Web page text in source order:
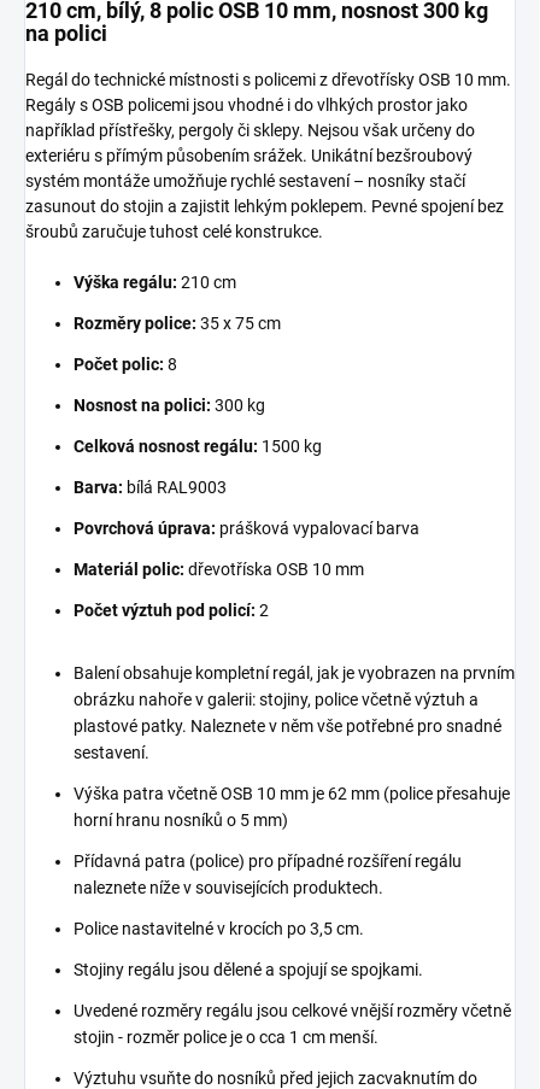
210 cm, bílý, 8 polic OSB 10 mm, nosnost 300 kg
na polici
Regál do technické místnosti s policemi z dřevotřísky OSB 10 mm.
Regály s OSB policemi jsou vhodné i do vlhkých prostor jako
například přístřešky, pergoly či sklepy. Nejsou však určeny do
exteriéru s přímým působením srážek. Unikátní bezšroubový
systém montáže umožňuje rychlé sestavení – nosníky stačí
zasunout do stojin a zajistit lehkým poklepem. Pevné spojení bez
šroubů zaručuje tuhost celé konstrukce.
Výška regálu: 210 cm
Rozměry police: 35 x 75 cm
Počet polic: 8
Nosnost na polici: 300 kg
Celková nosnost regálu: 1500 kg
Barva: bílá RAL9003
Povrchová úprava: prášková vypalovací barva
Materiál polic: dřevotříska OSB 10 mm
Počet výztuh pod policí: 2
Balení obsahuje kompletní regál, jak je vyobrazen na prvním
obrázku nahoře v galerii: stojiny, police včetně výztuh a
plastové patky. Naleznete v něm vše potřebné pro snadné
sestavení.
Výška patra včetně OSB 10 mm je 62 mm (police přesahuje
horní hranu nosníků o 5 mm)
Přídavná patra (police) pro případné rozšíření regálu
naleznete níže v souvisejících produktech.
Police nastavitelné v krocích po 3,5 cm.
Stojiny regálu jsou dělené a spojují se spojkami.
Uvedené rozměry regálu jsou celkové vnější rozměry včetně
stojin - rozměr police je o cca 1 cm menší.
Výztuhu vsuňte do nosníků před jejich zacvaknutím do